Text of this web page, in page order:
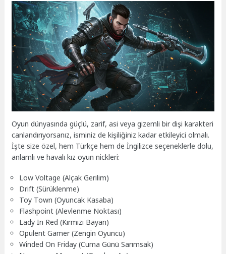
Oyun dünyasında güçlü, zarif, asi veya gizemli bir dişi karakteri
canlandırıyorsanız, isminiz de kişiliğiniz kadar etkileyici olmalı.
İşte size özel, hem Türkçe hem de İngilizce seçeneklerle dolu,
anlamlı ve havalı kız oyun nickleri:
Low Voltage (Alçak Gerilim)
Drift (Sürüklenme)
Toy Town (Oyuncak Kasaba)
Flashpoint (Alevlenme Noktası)
Lady In Red (Kırmızı Bayan)
Opulent Gamer (Zengin Oyuncu)
Winded On Friday (Cuma Günü Sarımsak)